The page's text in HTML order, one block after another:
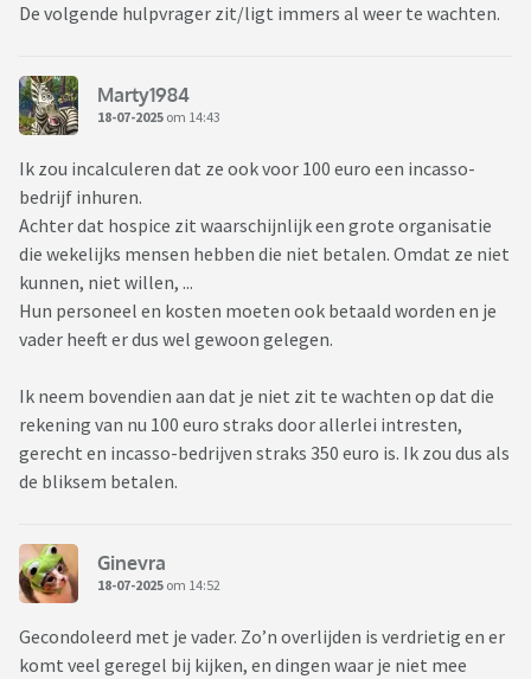
De volgende hulpvrager zit/ligt immers al weer te wachten.
Marty1984
18-07-2025 om 14:43
Ik zou incalculeren dat ze ook voor 100 euro een incasso-
bedrijf inhuren.
Achter dat hospice zit waarschijnlijk een grote organisatie
die wekelijks mensen hebben die niet betalen. Omdat ze niet
kunnen, niet willen, ...
Hun personeel en kosten moeten ook betaald worden en je
vader heeft er dus wel gewoon gelegen.
Ik neem bovendien aan dat je niet zit te wachten op dat die
rekening van nu 100 euro straks door allerlei intresten,
gerecht en incasso-bedrijven straks 350 euro is. Ik zou dus als
de bliksem betalen.
Ginevra
18-07-2025 om 14:52
Gecondoleerd met je vader. Zo’n overlijden is verdrietig en er
komt veel geregel bij kijken, en dingen waar je niet mee